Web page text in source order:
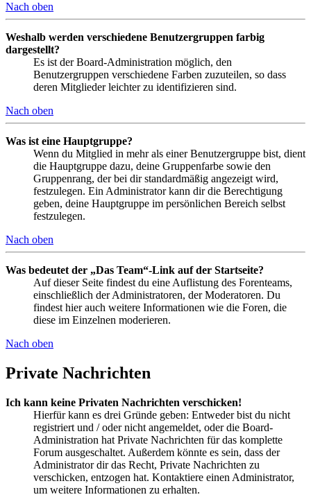
Nach oben
Weshalb werden verschiedene Benutzergruppen farbig
dargestellt?
Es ist der Board-Administration möglich, den
Benutzergruppen verschiedene Farben zuzuteilen, so dass
deren Mitglieder leichter zu identifizieren sind.
Nach oben
Was ist eine Hauptgruppe?
Wenn du Mitglied in mehr als einer Benutzergruppe bist, dient
die Hauptgruppe dazu, deine Gruppenfarbe sowie den
Gruppenrang, der bei dir standardmäßig angezeigt wird,
festzulegen. Ein Administrator kann dir die Berechtigung
geben, deine Hauptgruppe im persönlichen Bereich selbst
festzulegen.
Nach oben
Was bedeutet der „Das Team“-Link auf der Startseite?
Auf dieser Seite findest du eine Auflistung des Forenteams,
einschließlich der Administratoren, der Moderatoren. Du
findest hier auch weitere Informationen wie die Foren, die
diese im Einzelnen moderieren.
Nach oben
Private Nachrichten
Ich kann keine Privaten Nachrichten verschicken!
Hierfür kann es drei Gründe geben: Entweder bist du nicht
registriert und / oder nicht angemeldet, oder die Board-
Administration hat Private Nachrichten für das komplette
Forum ausgeschaltet. Außerdem könnte es sein, dass der
Administrator dir das Recht, Private Nachrichten zu
verschicken, entzogen hat. Kontaktiere einen Administrator,
um weitere Informationen zu erhalten.